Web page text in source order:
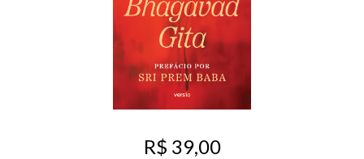
R$ 39,00